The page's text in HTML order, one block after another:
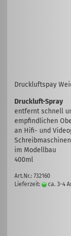
Druckluftspay
Druckluft-Spray
entfernt schnell
empfindlichen
an Hifi- und
im Modellbau
400ml
Art.Nr.: 732160
Lieferzeit:
ca. 3-4